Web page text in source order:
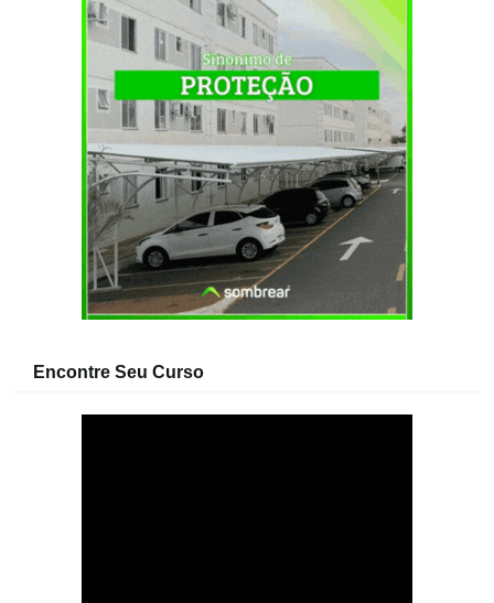
Encontre Seu Curso